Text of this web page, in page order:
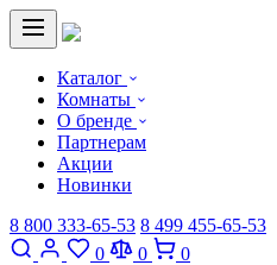
Каталог
Комнаты
О бренде
Партнерам
Акции
Новинки
8 800 333-65-53 8 499 455-65-53
0
0
0